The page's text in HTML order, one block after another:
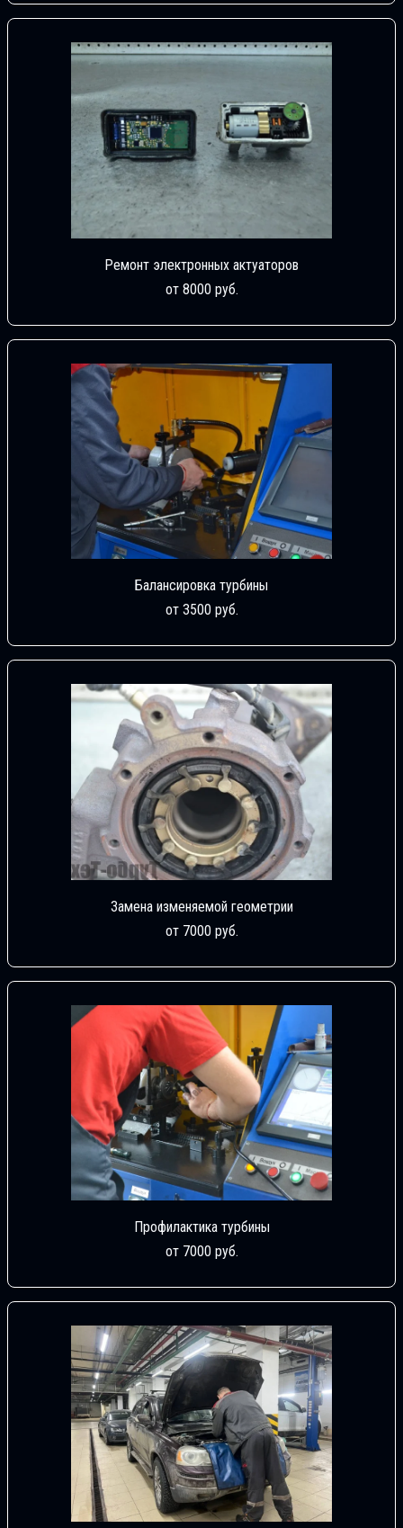
Ремонт электронных актуаторов
от 8000 руб.
Балансировка турбины
от 3500 руб.
Замена изменяемой геометрии
от 7000 руб.
Профилактика турбины
от 7000 руб.